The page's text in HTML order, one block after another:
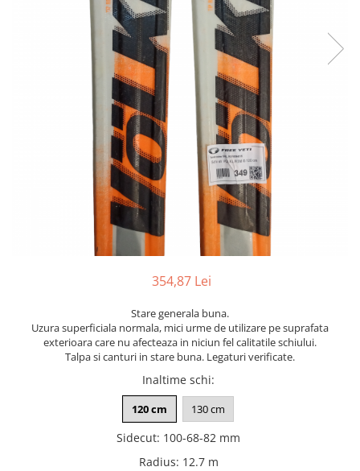
Bețe noi modele feminine
354,87 Lei
Stare generala buna.
Uzura superficiala normala, mici urme de utilizare pe suprafata
exterioara care nu afecteaza in niciun fel calitatile schiului.
Talpa si canturi in stare buna. Legaturi verificate.
Inaltime schi:
120 cm 130 cm
Sidecut: 100-68-82 mm
Radius: 12.7 m